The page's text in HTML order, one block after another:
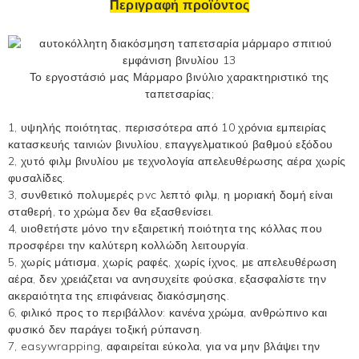
Περιγραφή προϊόντος
Το εργοστάσιό μας Μάρμαρο βινύλιοχαρακτηριστικό της
ταπετσαρίας;
1, υψηλής ποιότητας, περισσότερα από 10 χρόνια εμπειρίας
κατασκευής ταινιών βινυλίου, επαγγελματικού βαθμού εξόδου
2, χυτό φιλμ βινυλίου με τεχνολογία απελευθέρωσης αέρα χωρίς
φυσαλίδες.
3, συνθετικό πολυμερές pvc λεπτό φιλμ, η μοριακή δομή είναι
σταθερή, το χρώμα δεν θα εξασθενίσει.
4, υιοθετήστε μόνο την εξαιρετική ποιότητα της κόλλας που
προσφέρει την καλύτερη κολλώδη λειτουργία.
5, χωρίς μάτισμα, χωρίς ραφές, χωρίς ίχνος, με απελευθέρωση
αέρα, δεν χρειάζεται να ανησυχείτε φούσκα, εξασφαλίστε την
ακεραιότητα της επιφάνειας διακόσμησης.
6, φιλικό προς το περιβάλλον: κανένα χρώμα, ανθρώπινο και
φυσικό δεν παράγει τοξική ρύπανση.
7, easywrapping, αφαιρείται εύκολα, για να μην βλάψει την